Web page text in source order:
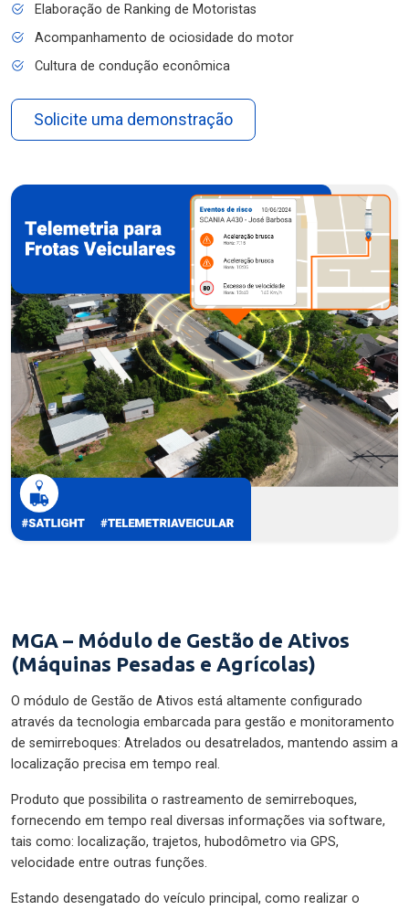
Elaboração de Ranking de Motoristas
Acompanhamento de ociosidade do motor
Cultura de condução econômica
Solicite uma demonstração
MGA – Módulo de Gestão de Ativos
(Máquinas Pesadas e Agrícolas)
O módulo de Gestão de Ativos está altamente configurado
através da tecnologia embarcada para gestão e monitoramento
de semirreboques: Atrelados ou desatrelados, mantendo assim a
localização precisa em tempo real.
Produto que possibilita o rastreamento de semirreboques,
fornecendo em tempo real diversas informações via software,
tais como: localização, trajetos, hubodômetro via GPS,
velocidade entre outras funções.
Estando desengatado do veículo principal, como realizar o